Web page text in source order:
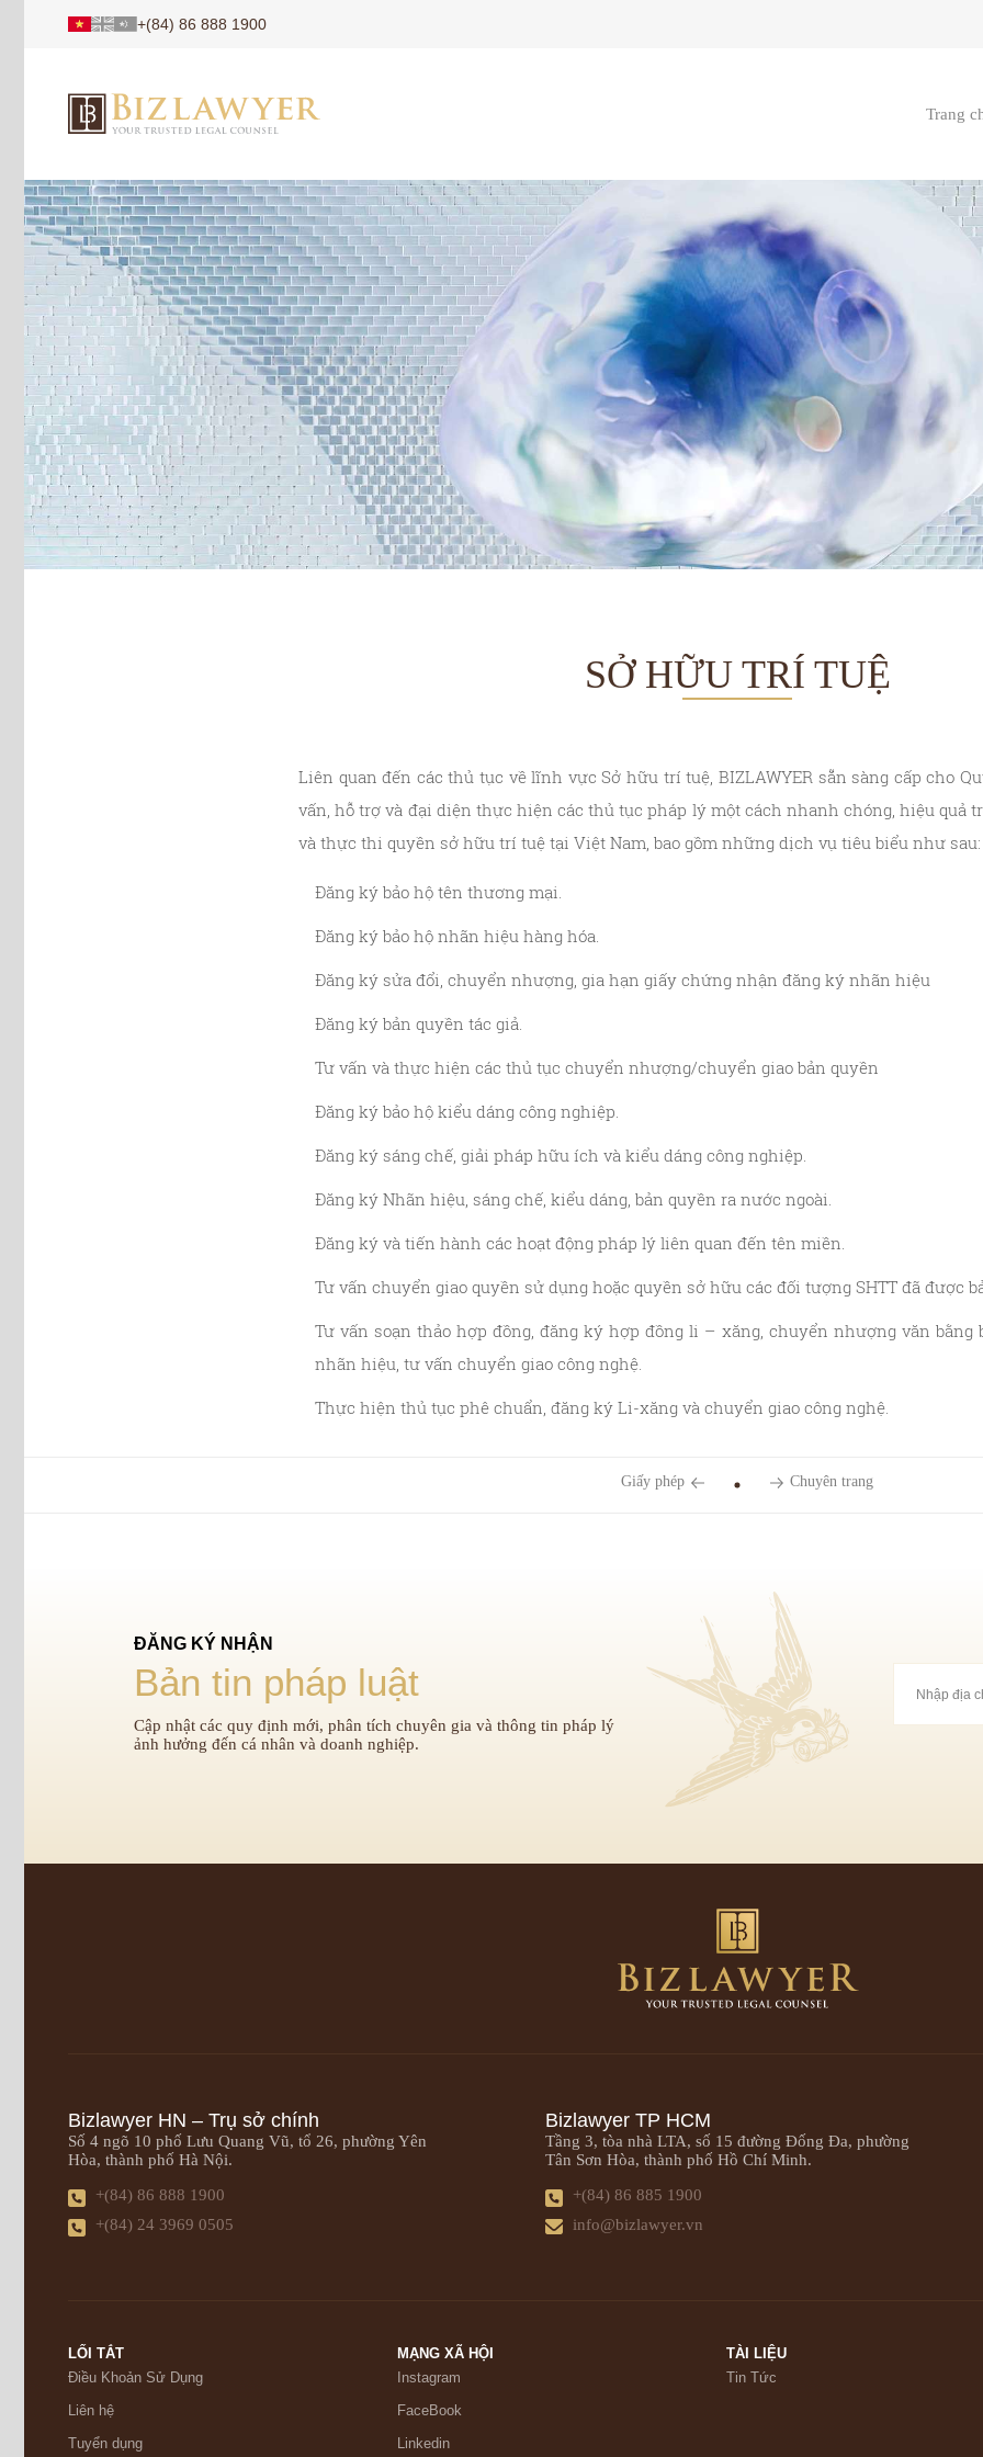
+(84) 86 888 1900
Trang
SỞ HỮU TRÍ TUỆ
Liên quan đến các thủ tục về lĩnh vực Sở hữu trí tuệ, BIZLAWYER sẵn sàng cấp cho
vấn, hỗ trợ và đại diện thực hiện các thủ tục pháp lý một cách nhanh chóng, hiệu quả
và thực thi quyền sở hữu trí tuệ tại Việt Nam, bao gồm những dịch vụ tiêu biểu như sau:
Đăng ký bảo hộ tên thương mại.
Đăng ký bảo hộ nhãn hiệu hàng hóa.
Đăng ký sửa đổi, chuyển nhượng, gia hạn giấy chứng nhận đăng ký nhãn hiệu
Đăng ký bản quyền tác giả.
Tư vấn và thực hiện các thủ tục chuyển nhượng/chuyển giao bản quyền
Đăng ký bảo hộ kiểu dáng công nghiệp.
Đăng ký sáng chế, giải pháp hữu ích và kiểu dáng công nghiệp.
Đăng ký Nhãn hiệu, sáng chế, kiểu dáng, bản quyền ra nước ngoài.
Đăng ký và tiến hành các hoạt động pháp lý liên quan đến tên miền.
Tư vấn chuyển giao quyền sử dụng hoặc quyền sở hữu các đối tượng SHTT đã được
Tư vấn soạn thảo hợp đồng, đăng ký hợp đồng li – xăng, chuyển nhượng văn bằng
nhãn hiệu, tư vấn chuyển giao công nghệ.
Thực hiện thủ tục phê chuẩn, đăng ký Li-xăng và chuyển giao công nghệ.
Giấy phép Chuyên trang
ĐĂNG KÝ NHẬN
Bản tin pháp luật
Cập nhật các quy định mới, phân tích chuyên gia và thông tin pháp lý
ảnh hưởng đến cá nhân và doanh nghiệp.
Bizlawyer HN – Trụ sở chính
Số 4 ngõ 10 phố Lưu Quang Vũ, tổ 26, phường Yên
Hòa, thành phố Hà Nội.
+(84) 86 888 1900
+(84) 24 3969 0505
Bizlawyer TP HCM
Tầng 3, tòa nhà LTA, số 15 đường Đống Đa, phường
Tân Sơn Hòa, thành phố Hồ Chí Minh.
+(84) 86 885 1900
info@bizlawyer.vn
LỐI TẮT
Điều Khoản Sử Dụng
Liên hệ
Tuyển dụng
MẠNG XÃ HỘI
Instagram
FaceBook
Linkedin
TÀI LIỆU
Tin Tức